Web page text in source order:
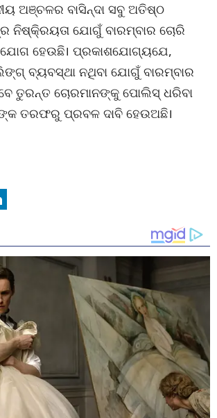
ଅଞ୍ଚଳର ବାସିନ୍ଦା ସବୁ ଅତିଷ୍ଠ
ନିଷ୍କି୍ରୟତା ଯୋଗୁଁ ବାରମ୍ବାର ଚୋରି
ହେଉଛି। ପ୍ରକାଶଯୋଗ୍ୟଯେ,
ବ୍ୟବସ୍ଥା ନଥିବା ଯୋଗୁଁ ବାରମ୍ବାର
ତୁରନ୍ତ ଚୋରମାନଙ୍କୁ ପୋଲିସ୍ ଧରିବା
ତରଫରୁ ପ୍ରବଳ ଦାବି ହେଉଅଛି।